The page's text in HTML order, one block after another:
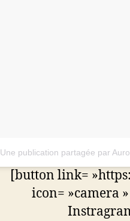
Une publication partagée par
[button link=
icon= »camera